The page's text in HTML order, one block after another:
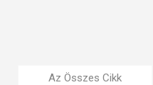
Az Összes Cikk